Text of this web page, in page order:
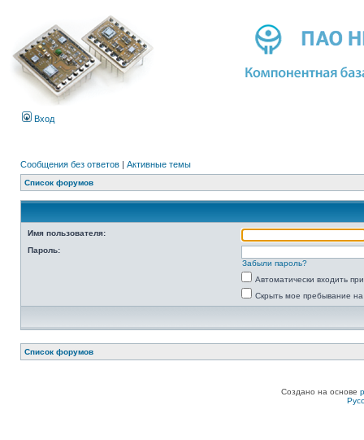
Вход
Сообщения без ответов | Активные темы
Список форумов
Имя пользователя:
Пароль:
Забыли пароль?
Автоматически входить
Скрыть мое пребывание
Список форумов
Создано на основе